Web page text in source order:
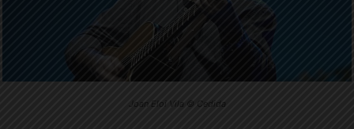
Joan Eloi Vila © Cedida